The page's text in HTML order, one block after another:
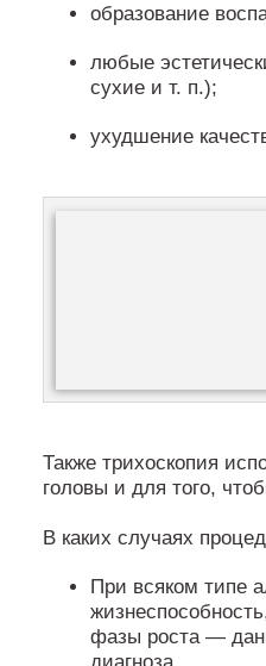
образование
любые
сухие и т. п.);
ухудшение
Также трихоскопия
головы и для того,
В каких случаях
При всяком типе
фазы роста —